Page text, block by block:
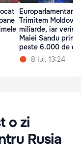
Europarlamentar:
Trimitem Moldovei
miliarde, iar
Maiei Sandu
peste 6.000 de
8 Iul. 13:24
o zi
Rusia